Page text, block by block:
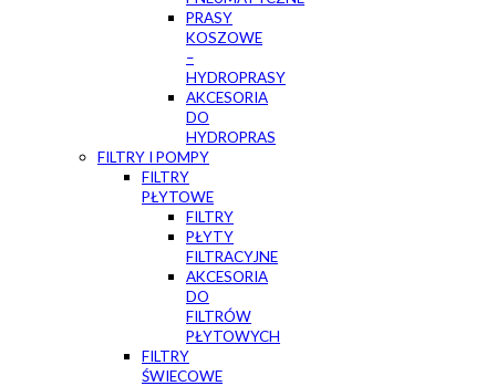
PRASY
KOSZOWE
–
HYDROPRASY
AKCESORIA
DO
HYDROPRAS
FILTRY I POMPY
FILTRY
PŁYTOWE
FILTRY
PŁYTY
FILTRACYJNE
AKCESORIA
DO
FILTRÓW
PŁYTOWYCH
FILTRY
ŚWIECOWE